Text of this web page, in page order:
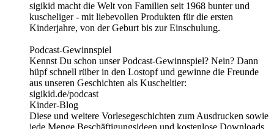
sigikid macht die Welt von Familien seit 1968 bunter und
kuscheliger - mit liebevollen Produkten für die ersten
Kinderjahre, von der Geburt bis zur Einschulung.
Podcast-Gewinnspiel
Kennst Du schon unser Podcast-Gewinnspiel? Nein? Dann
hüpf schnell rüber in den Lostopf und gewinne die Freunde
aus unseren Geschichten als Kuscheltier:
sigikid.de/podcast
Kinder-Blog
Diese und weitere Vorlesegeschichten zum Ausdrucken sowie